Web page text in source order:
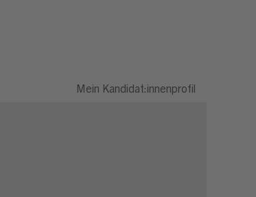
Mein Kandidat:innenprofil